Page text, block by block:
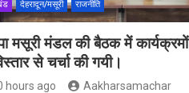
देहरादून/मसूरी राजनीति
मसूरी मंडल की बैठक में कार्यक्रमों
से चर्चा की गयी।
hours ago Aakharsamachar